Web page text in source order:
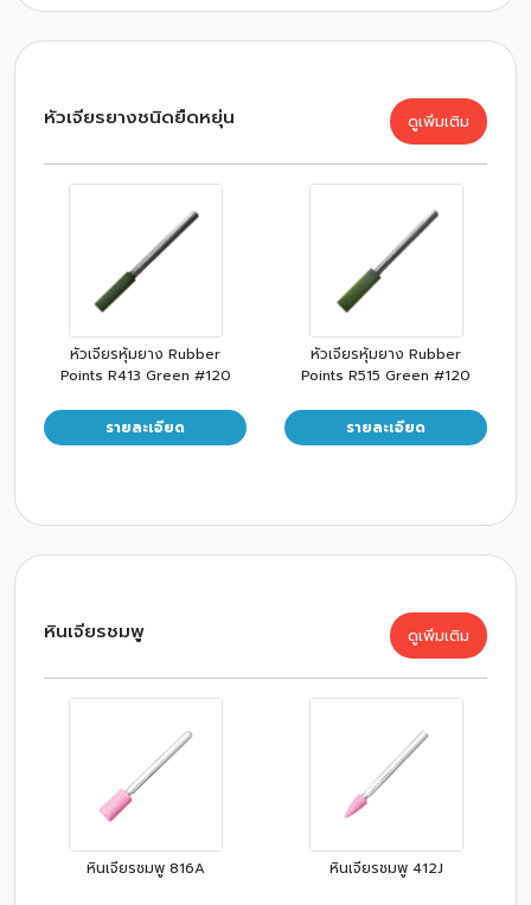
หัวเจียรยางชนิดยืดหยุ่น ดูเพิ่มเติม
หัวเจียรหุ้มยาง Rubber
Points R413 Green #120
รายละเอียด
หัวเจียรหุ้มยาง Rubber
Points R515 Green #120
รายละเอียด
หินเจียรชมพู ดูเพิ่มเติม
หินเจียรชมพู 816A หินเจียรชมพู 412J